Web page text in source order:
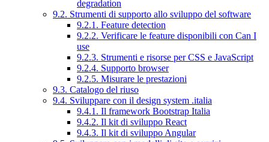
degradation
9.2. Strumenti di supporto allo sviluppo del software
9.2.1. Feature detection
9.2.2. Verificare le feature disponibili con Can I
use
9.2.3. Strumenti e risorse per CSS e JavaScript
9.2.4. Supporto browser
9.2.5. Misurare le prestazioni
9.3. Catalogo del riuso
9.4. Sviluppare con il design system .italia
9.4.1. Il framework Bootstrap Italia
9.4.2. Il kit di sviluppo React
9.4.3. Il kit di sviluppo Angular